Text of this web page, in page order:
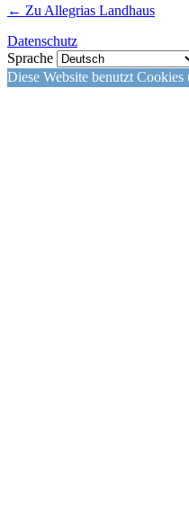
← Zu Allegrias Landhaus
Datenschutz
Sprache
Diese Website benutzt